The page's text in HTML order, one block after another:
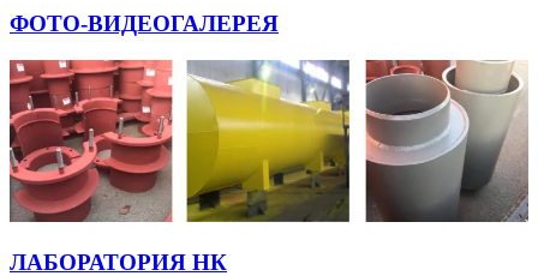
ФОТО-ВИДЕОГАЛЕРЕЯ
ЛАБОРАТОРИЯ НК